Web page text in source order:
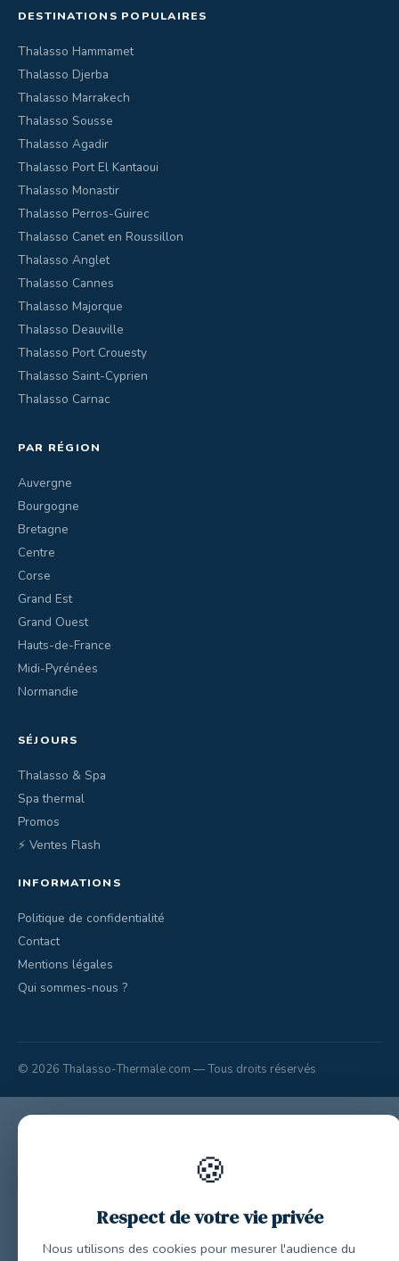
DESTINATIONS POPULAIRES
Thalasso Hammamet
Thalasso Djerba
Thalasso Marrakech
Thalasso Sousse
Thalasso Agadir
Thalasso Port El Kantaoui
Thalasso Monastir
Thalasso Perros-Guirec
Thalasso Canet en Roussillon
Thalasso Anglet
Thalasso Cannes
Thalasso Majorque
Thalasso Deauville
Thalasso Port Crouesty
Thalasso Saint-Cyprien
Thalasso Carnac
PAR RÉGION
Auvergne
Bourgogne
Bretagne
Centre
Corse
Grand Est
Grand Ouest
Hauts-de-France
Midi-Pyrénées
Normandie
SÉJOURS
Thalasso & Spa
Spa thermal
Promos
⚡ Ventes Flash
INFORMATIONS
Politique de confidentialité
Contact
Mentions légales
Qui sommes-nous ?
© 2026 Thalasso-Thermale.com — Tous droits réservés
🍪
Respect de votre vie privée
Nous utilisons des cookies pour mesurer l'audience du